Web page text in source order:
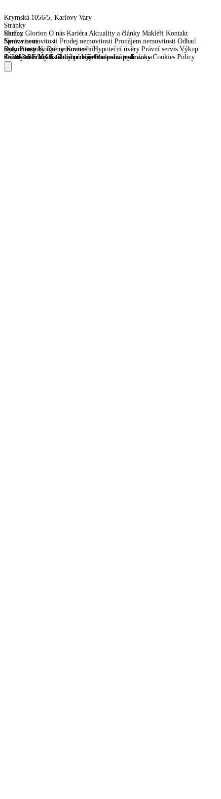
Krymská 1056/5, Karlovy Vary
Stránky
Remax Glorion O nás Kariéra Aktuality a články Makléři Kontakt
Služby
Správa nemovitosti Prodej nemovitosti Pronájem nemovitosti Odhad
nemovitosti Koupě nemovitosti Hypoteční úvěry Právní servis Výkup
nemovitosti Krátkodobý pronájem nemovitostí
Nemovitosti
Byty Pozemky Domy Komerční
Dokumenty
Zásady ochrany osobních údajů Obchodní podmínky Cookies Policy
© 2023 RE/MAX Glorion. Všechna práva vyhrazena.